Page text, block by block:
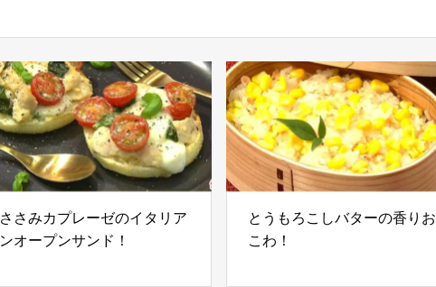
ささみカプレーゼのイタリア
ンオープンサンド！
とうもろこしバターの香りお
こわ！